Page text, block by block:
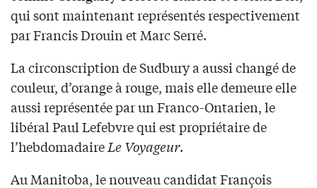
qui sont maintenant représentés respectivement
par Francis Drouin et Marc Serré.
La circonscription de Sudbury a aussi changé de
couleur, d’orange à rouge, mais elle demeure elle
aussi représentée par un Franco-Ontarien, le
libéral Paul Lefebvre qui est propriétaire de
l’hebdomadaireLe Voyageur.
Au Manitoba, le nouveau candidat François